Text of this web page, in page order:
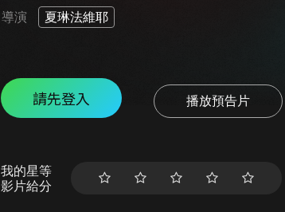
導演 夏琳法維耶
請先登入 播放預告片
我的星等
影片給分